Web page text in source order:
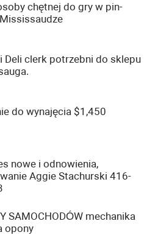
chętnej do gry w pin-
Deli clerk potrzebni do sklepu
do wynajęcia $1,450
nowe i odnowienia,
Aggie Stachurski 416-
SAMOCHODÓW mechanika
opony